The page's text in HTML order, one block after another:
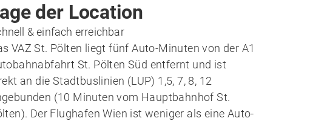
der Location
& einfach erreichbar
VAZ St. Pölten liegt fünf Auto-Minuten von der A1
St. Pölten Süd entfernt und ist
an die Stadtbuslinien (LUP) 1,5, 7, 8, 12
(10 Minuten vom Hauptbahnhof St.
Der Flughafen Wien ist weniger als eine Auto-